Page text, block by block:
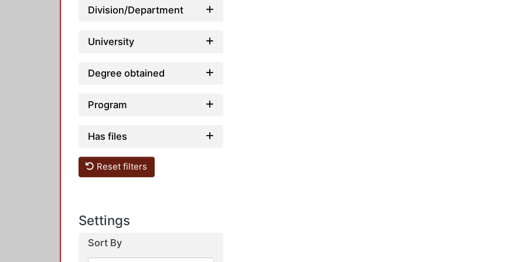
Division/Department
University
Degree obtained
Program
Has files
Reset filters
Settings
Sort By